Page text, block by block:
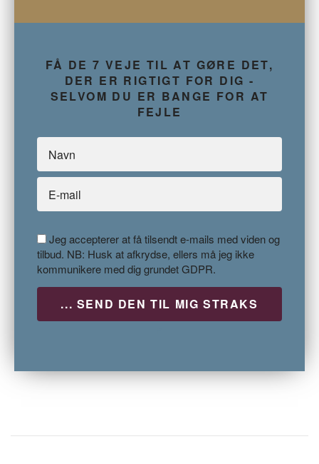
FÅ DE 7 VEJE TIL AT GØRE DET,
DER ER RIGTIGT FOR DIG -
SELVOM DU ER BANGE FOR AT
FEJLE
Jeg accepterer at få tilsendt e-mails med viden og
tilbud. NB: Husk at afkrydse, ellers må jeg ikke
kommunikere med dig grundet GDPR.